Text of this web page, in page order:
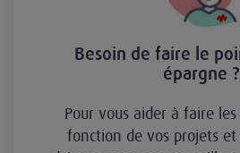
Besoin de faire le
épargne ?
Pour vous aider à faire
fonction de vos projets